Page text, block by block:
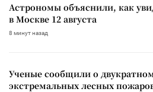
Астрономы объяснили, как
в Москве 12 августа
8 минут назад
Ученые сообщили о
экстремальных лесных